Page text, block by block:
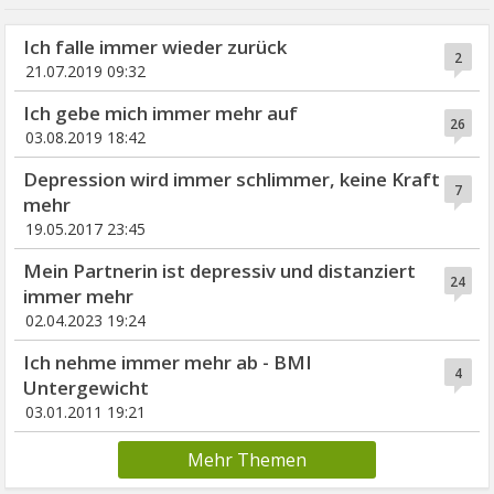
2
Ich falle immer wieder zurück
21.07.2019 09:32
26
Ich gebe mich immer mehr auf
03.08.2019 18:42
7
Depression wird immer schlimmer, keine Kraft
mehr
19.05.2017 23:45
24
Mein Partnerin ist depressiv und distanziert
immer mehr
02.04.2023 19:24
4
Ich nehme immer mehr ab - BMI
Untergewicht
03.01.2011 19:21
Mehr Themen